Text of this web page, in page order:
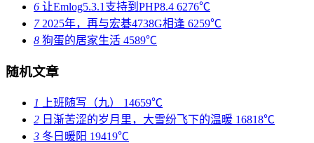
6 让Emlog5.3.1支持到PHP8.4 6276℃
72025年，再与宏碁4738G相逢 6259℃
8 狗蛋的居家生活 4589℃
随机文章
1 上班随写（九） 14659℃
2 日渐苦涩的岁月里，大雪纷飞下的温暖 16818℃
3 冬日暖阳 19419℃